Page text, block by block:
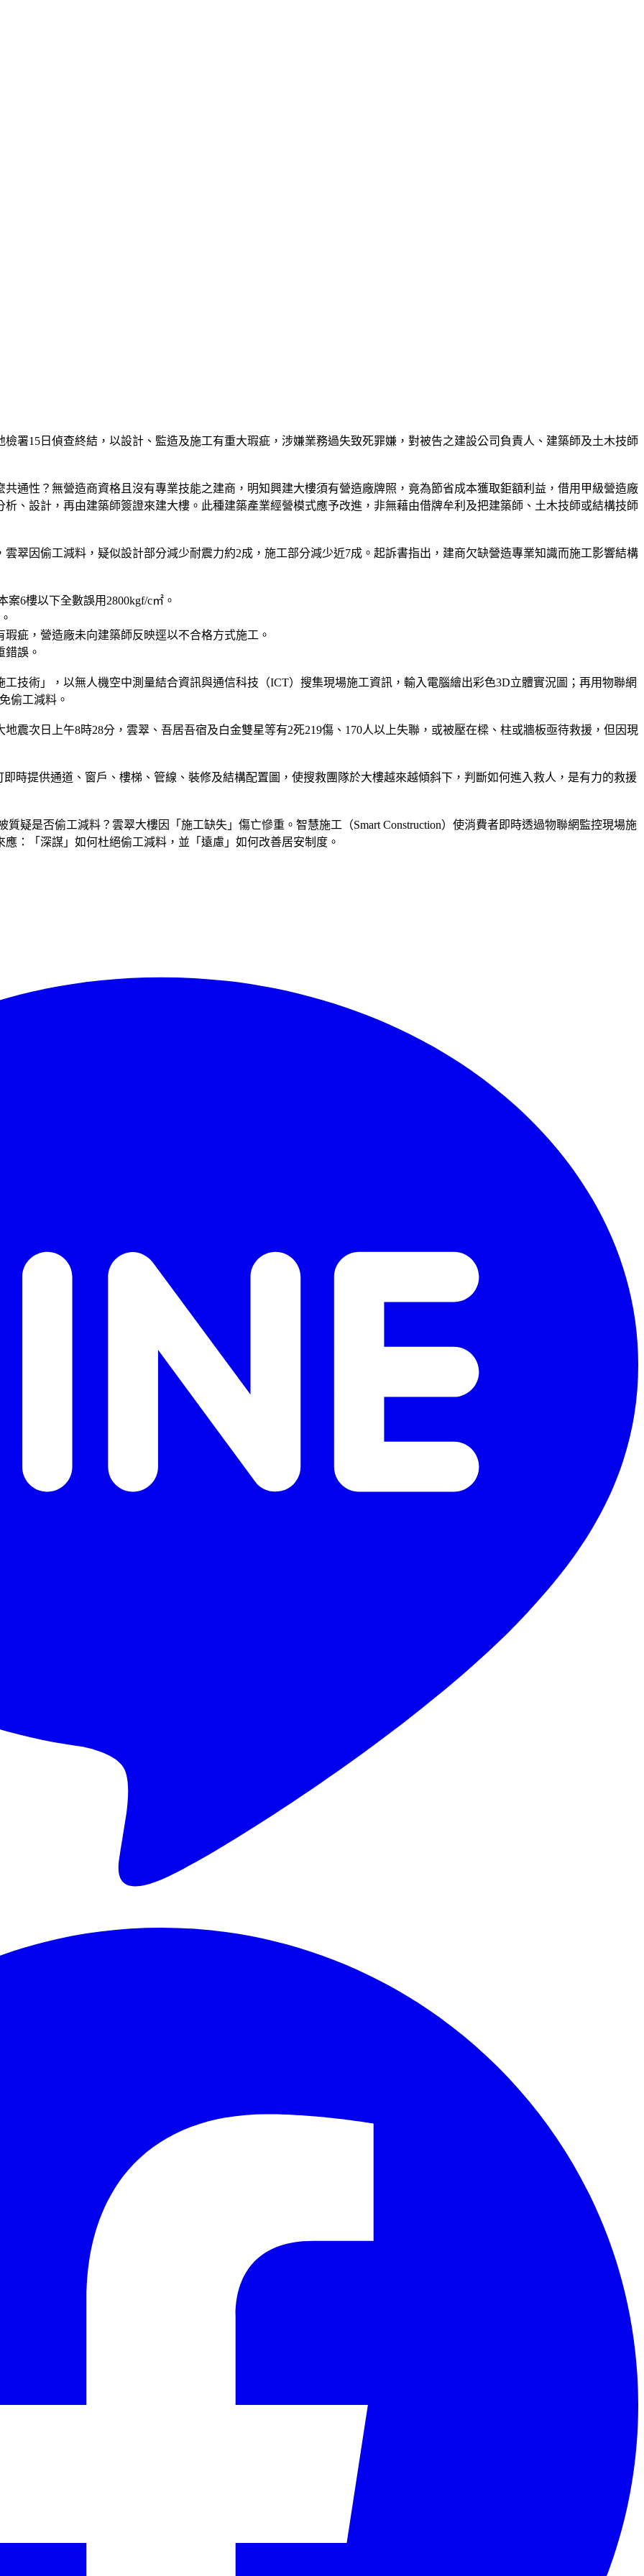
署15日偵查終結，以設計、監造及施工有重大瑕疵，涉嫌業務過失致死罪嫌，對被告之建設公司負責人、建築師及土木技師
通性？無營造商資格且沒有專業技能之建商，明知興建大樓須有營造廠牌照，竟為節省成本獲取鉅額利益，借用甲級營造廠
、設計，再由建築師簽證來建大樓。此種建築產業經營模式應予改進，非無藉由借牌牟利及把建築師、土木技師或結構技師
翠因偷工減料，疑似設計部分減少耐震力約2成，施工部分減少近7成。起訴書指出，建商欠缺營造專業知識而施工影響結構
6樓以下全數誤用2800kgf/c㎡。
疵，營造廠未向建築師反映逕以不合格方式施工。
誤。
技術」，以無人機空中測量結合資訊與通信科技（ICT）搜集現場施工資訊，輸入電腦繪出彩色3D立體實況圖；再用物聯網
偷工減料。
震次日上午8時28分，雲翠、吾居吾宿及白金雙星等有2死219傷、170人以上失聯，或被壓在樑、柱或牆板亟待救援，但因現
時提供通道、窗戶、樓梯、管線、裝修及結構配置圖，使搜救團隊於大樓越來越傾斜下，判斷如何進入救人，是有力的救援
疑是否偷工減料？雲翠大樓因「施工缺失」傷亡慘重。智慧施工（Smart Construction）使消費者即時透過物聯網監控現場施
：「深謀」如何杜絕偷工減料，並「遠慮」如何改善居安制度。